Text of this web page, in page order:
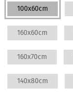
100x60cm
160x60cm
160x70cm
140x80cm